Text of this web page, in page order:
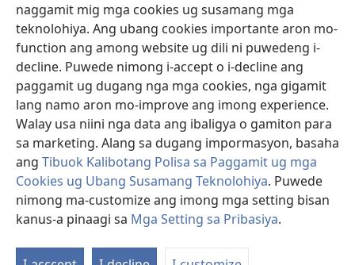
naggamit mig mga cookies ug susamang mga
teknolohiya. Ang ubang cookies importante aron mo-
function ang among website ug dili ni puwedeng i-
decline. Puwede nimong i-accept o i-decline ang
paggamit ug dugang nga mga cookies, nga gigamit
lang namo aron mo-improve ang imong experience.
Walay usa niini nga data ang ibaligya o gamiton para
sa marketing. Alang sa dugang impormasyon, basaha
ang Tibuok Kalibotang Polisa sa Paggamit ug mga
Cookies ug Ubang Susamang Teknolohiya. Puwede
nimong ma-customize ang imong mga setting bisan
kanus-a pinaagi sa Mga Setting sa Pribasiya.
bag-
ong
window)
Watchtower ONLINE NGA LIBRARYA
(mo-
open
ug
bag-
window)
JW Hub
(mo-
open
ug
bag-
ong
window)
JW Library
Watchtower Library
Copyright© 2026 Watch Tower Bible and Tract Society of Pennsylvania.
KONDISYONES SA PAGGAMIT
|POLISA SA PRIBASIYA|
SA PRIBASIYA